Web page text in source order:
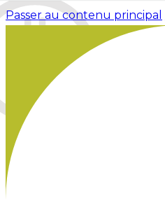
Passer au contenu principal